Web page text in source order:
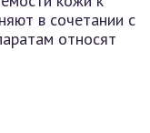
в сочетании с
относят